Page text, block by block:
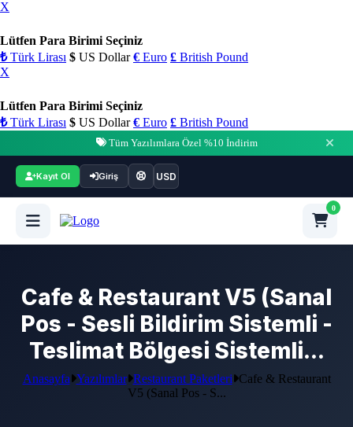
X
Lütfen Para Birimi Seçiniz
₺Türk Lirası $ US Dollar € Euro £ British Pound
X
Lütfen Para Birimi Seçiniz
₺Türk Lirası $ US Dollar € Euro £ British Pound
Tüm Yazılımlara Özel %10 İndirim
Kayıt Ol Giriş USD
0
Cafe & Restaurant V5 (Sanal
Pos - Sesli Bildirim Sistemli -
Teslimat Bölgesi Sistemli...
Anasayfa Yazılımlar Restaurant Paketleri Cafe & Restaurant
V5 (Sanal Pos - S...